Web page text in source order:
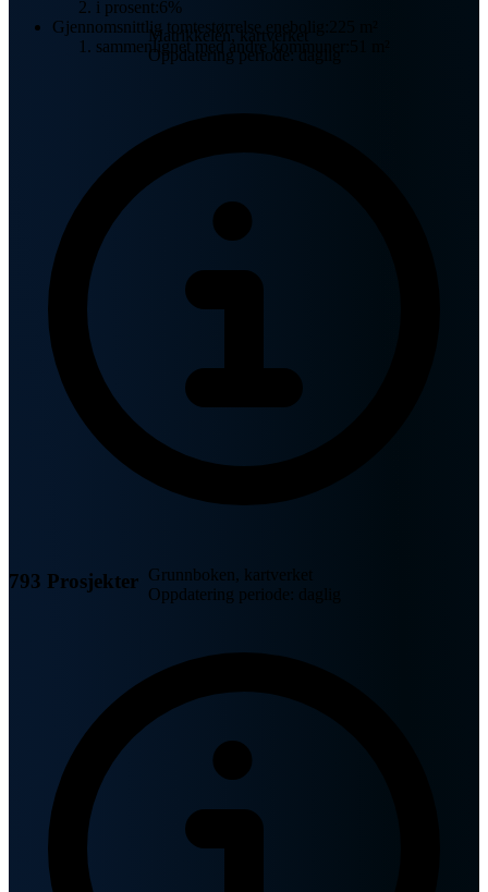
i prosent:6%
Gjennomsnittlig tomtestørrelse enebolig:
sammenlignet med andre kommuner:
Matrikkelen, kartverket
Oppdatering periode: daglig
793 Prosjekter Grunnboken, kartverket
Oppdatering periode: daglig